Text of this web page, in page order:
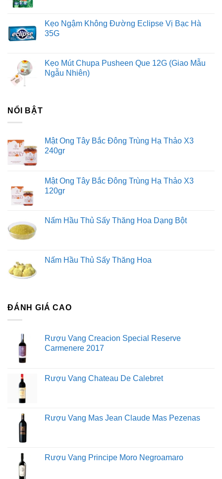
Kẹo Ngậm Không Đường Eclipse Vị Bạc Hà
35G
Kẹo Mút Chupa Pusheen Que 12G (Giao Mẫu
Ngẫu Nhiên)
NỔI BẬT
Mật Ong Tây Bắc Đông Trùng Hạ Thảo X3
240gr
Mật Ong Tây Bắc Đông Trùng Hạ Thảo X3
120gr
Nấm Hầu Thủ Sấy Thăng Hoa Dạng Bột
Nấm Hầu Thủ Sấy Thăng Hoa
ĐÁNH GIÁ CAO
Rượu Vang Creacion Special Reserve
Carmenere 2017
Rượu Vang Chateau De Calebret
Rượu Vang Mas Jean Claude Mas Pezenas
Rượu Vang Principe Moro Negroamaro